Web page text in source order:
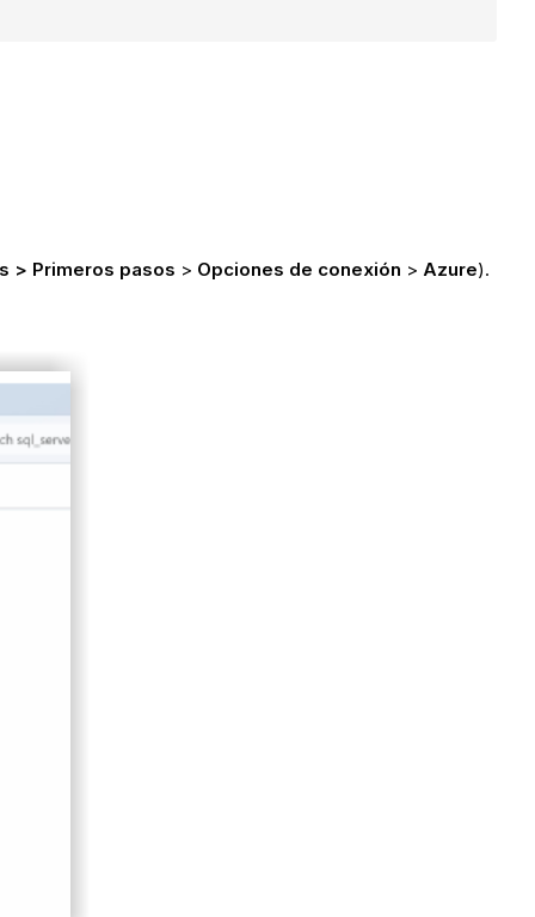
> Primeros pasos > Opciones de conexión > Azure).